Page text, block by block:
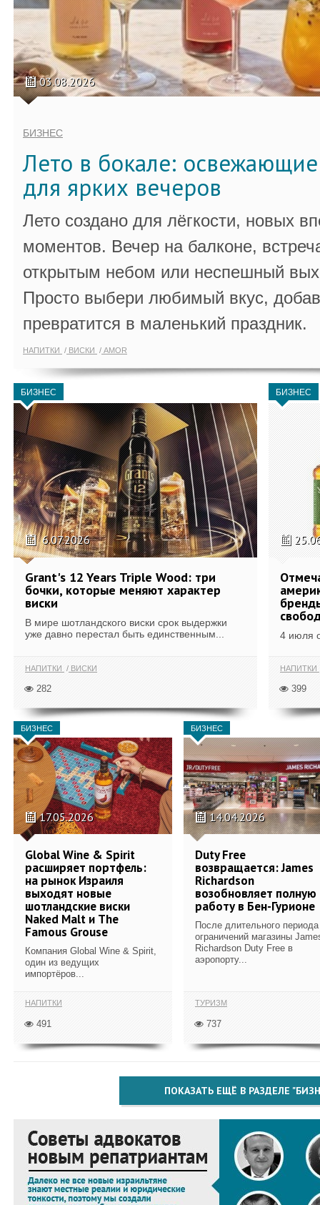
03.08.2026
БИЗНЕС
Лето в бокале:
для ярких вечеров
Лето создано для лёгкости, новых
моментов. Вечер на балконе,
открытым небом или неспешный
Просто выбери любимый вкус,
превратится в маленький праздник.
НАПИТКИ ВИСКИ AMOR
БИЗНЕС
6.07.2026
Grant's 12 Years Triple Wood: три
бочки, которые меняют характер
виски
В мире шотландского виски срок выдержки
уже давно перестал быть единственным...
НАПИТКИ ВИСКИ
282
БИЗНЕС
4 июля
НАПИТКИ
399
БИЗНЕС
17.05.2026
Global Wine & Spirit
расширяет портфель:
на рынок Израиля
выходят новые
шотландские виски
Naked Malt и The
Famous Grouse
Компания Global Wine & Spirit,
один из ведущих
импортёров...
НАПИТКИ
491
БИЗНЕС
14.04.2026
Duty Free
возвращается: James
Richardson
возобновляет полную
работу в Бен-Гурионе
После длительного периода
ограничений магазины
Richardson Duty Free в
аэропорту...
ТУРИЗМ
737
ПОКАЗАТЬ ЕЩЁ В РАЗДЕЛЕ